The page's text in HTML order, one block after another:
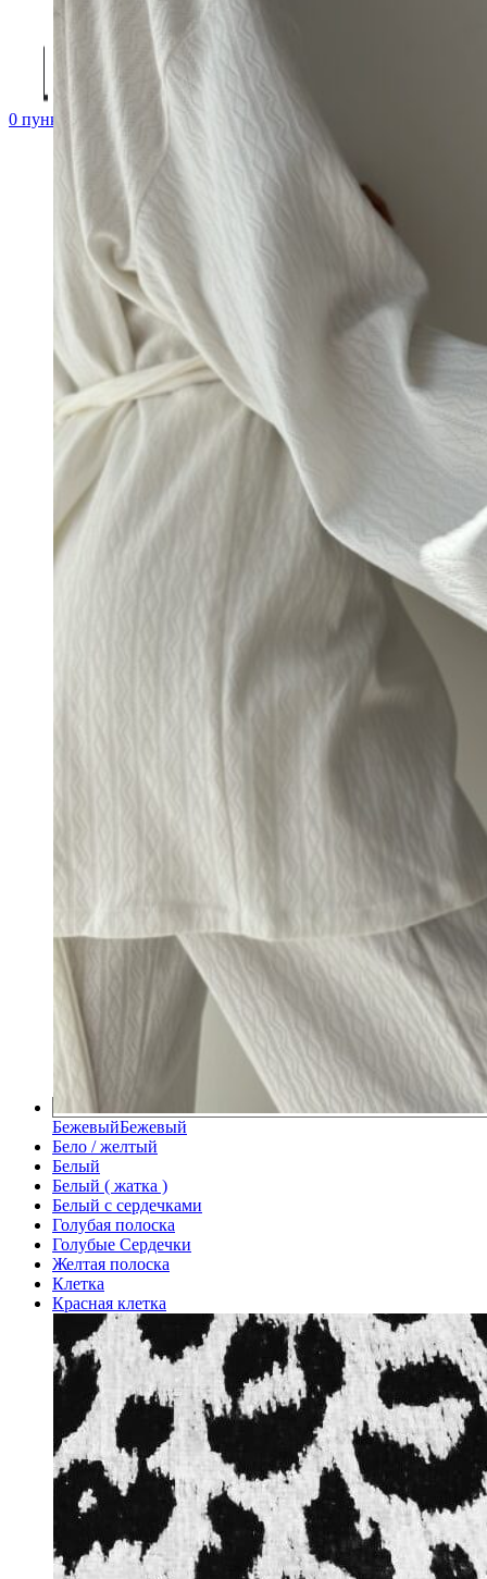
0 пунктов
БежевыйБежевый
Бело / желтый
Белый
Белый ( жатка )
Белый с сердечками
Голубая полоска
Голубые Сердечки
Желтая полоска
Клетка
Красная клетка